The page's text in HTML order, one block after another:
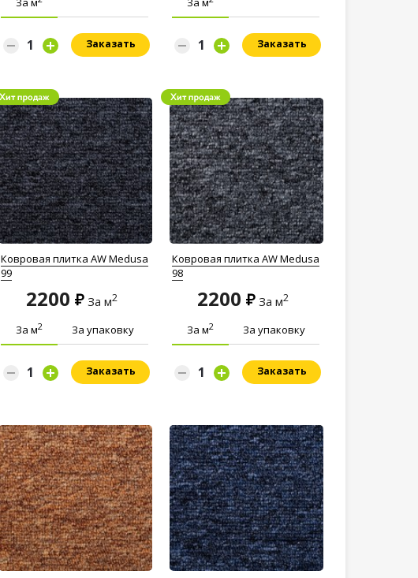
Заказать Заказать
Ковровая плитка AW Medusa
99
2200 За м2
За м2 За упаковку
Заказать
Ковровая плитка AW Medusa
98
2200 За м2
За м2 За упаковку
Заказать